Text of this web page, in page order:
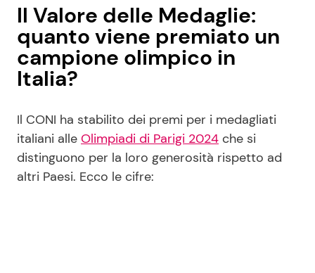
Privacy Policy
Il Valore delle Medaglie:
quanto viene premiato un
campione olimpico in
Italia?
Il CONI ha stabilito dei premi per i medagliati
italiani alle Olimpiadi di Parigi 2024 che si
distinguono per la loro generosità rispetto ad
altri Paesi. Ecco le cifre: